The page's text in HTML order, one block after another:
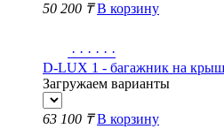
50 200 ₸ В корзину
· · · · · ·
D-LUX 1 - багажник на
Загружаем варианты
63 100 ₸ В корзину